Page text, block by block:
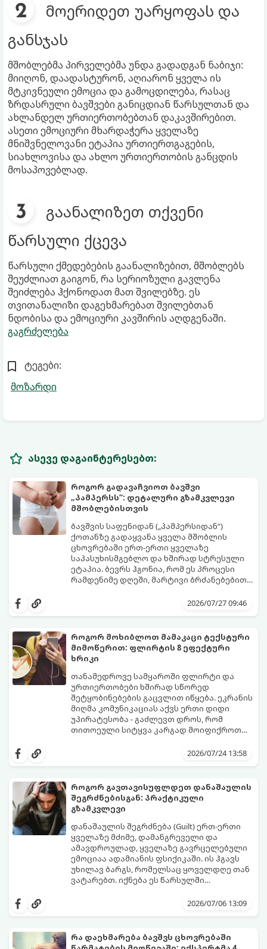
მოერიდეთ უარყოფას და
განსჯას
მშობლებმა პირველებმა უნდა გადადგან ნაბიჯი:
მიიღონ, დაადასტურონ, აღიარონ ყველა ის
მტკივნეული ემოცია და გამოცდილება, რასაც
ზრდასრული ბავშვები განიცდიან წარსულთან და
ახლანდელ ურთიერთობებთან დაკავშირებით.
ასეთი ემოციური მხარდაჭერა ყველაზე
მნიშვნელოვანი ეტაპია ურთიერთგაგების,
სიახლოვისა და ახლო ურთიერთობის განცდის
მოსაპოვებლად.
გაანალიზეთ თქვენი
წარსული ქცევა
წარსული ქმედებების გაანალიზებით, მშობლებს
შეუძლიათ გაიგონ, რა სერიოზული გავლენა
შეიძლება ჰქონოდათ მათ შვილებზე. ეს
თვითანალიზი დაგეხმარებათ შვილებთან
ნდობისა და ემოციური კავშირის აღდგენაში.
გაგრძელება
ტეგები:
მოზარდი
ასევე დაგაინტერესებთ:
როგორ გადავაჩვიოთ ბავშვი
„პამპერსს“: დეტალური გზამკვლევი
მშობლებისთვის
ბავშვის საფენიდან („პამპერსიდან“)
ქოთანზე გადაყვანა ყველა მშობლის
ცხოვრებაში ერთ-ერთი ყველაზე
საპასუხისმგებლო და ხშირად სტრესული
ეტაპია. ბევრს ჰგონია, რომ ეს პროცესი
რამდენიმე დღეში, მარტივი ბრძანებებით
ფიზიოლოგიური და ფსიქოლოგიური
მოთმინებას მოითხოვს.
როგორ გახადოთ ეს პროცესი2026/07/27 09:46
როგორ მოხიბლოთ მამაკაცი ტექსტური
მიმოწერით: ფლირტის 8 ეფექტური
ხრიკი
თანამედროვე სამყაროში ფლირტი და
ურთიერთობები ხშირად სწორედ
შეტყობინებების გაცვლით იწყება. ეკრანის
მიღმა კომუნიკაციას აქვს ერთი დიდი
უპირატესობა - გაძლევთ დროს, რომ
თითოეული სიტყვა კარგად მოიფიქროთ
მოაცილოს და მოუთმენლად ელოდოს
წესი:
2026/07/24 13:58
როგორ გავთავისუფლდეთ დანაშაულის
შეგრძნებისგან: პრაქტიკული
გზამკვლევი
დანაშაულის შეგრძნება (Guilt) ერთ-ერთი
ყველაზე მძიმე, დამანგრეველი და
ამავდროულად, ყველაზე გავრცელებული
ემოციაა ადამიანის ფსიქიკაში. ის ჰგავს
უხილავ ბარგს, რომელსაც ყოველდღე თან
ვატარებთ. იქნება ეს წარსულში
ტკენა, ოჯახის წევრებისთვის
გადაჭარბებული მოთხოვნები
-დანაშაულის განცდა შიგნიდან ფიტავს
დანაშაულის გრძნობას აქვს თავისი
საკუთარი თუ საზოგადოებრივი მორალური
კოდექსი. თუმცა, როდესაც ეს ემოცია
2026/07/06 13:09
რა დაეხმარება ბავშვს ცხოვრებაში